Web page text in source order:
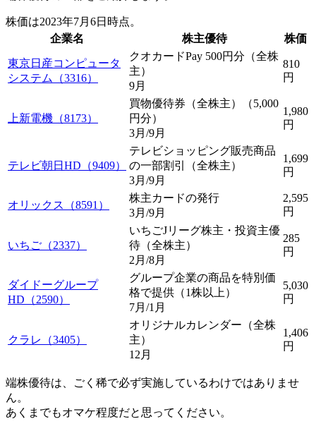
株価は2023年7月6日時点。
企業名
株主優待 株価
東京日産コンピュータ
システム（3316）
クオカードPay 500円分（全株
主）
9月
810
円
上新電機（8173）
買物優待券（全株主）（5,000
円分）
3月/9月
1,980
円
テレビ朝日HD（9409）
テレビショッピング販売商品
の一部割引（全株主）
3月/9月
1,699
円
オリックス（8591）
株主カードの発行
3月/9月
2,595
円
いちご（2337）
いちごJリーグ株主・投資主優
待（全株主）
2月/8月
285
円
ダイドーグループ
HD（2590）
グループ企業の商品を特別価
格で提供（1株以上）
7月/1月
5,030
円
クラレ（3405）
オリジナルカレンダー（全株
主）
12月
1,406
円
端株優待は、ごく稀で必ず実施しているわけではありませ
ん。
あくまでもオマケ程度だと思ってください。